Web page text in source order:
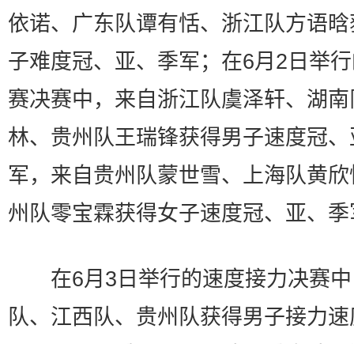
依诺、广东队谭有恬、浙江队方语
子难度冠、亚、季军；在6月2日举
赛决赛中，来自浙江队虞泽轩、湖
林、贵州队王瑞锋获得男子速度冠
军，来自贵州队蒙世雪、上海队黄
州队零宝霖获得女子速度冠、亚、
在6月3日举行的速度接力决赛中
队、江西队、贵州队获得男子接力